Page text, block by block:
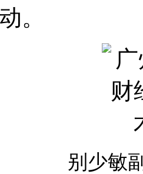
。
别少敏